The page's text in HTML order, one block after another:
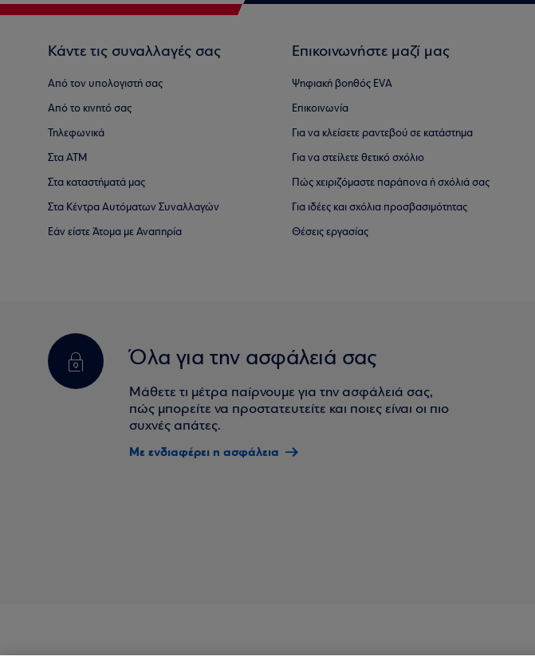
Κάντε τις συναλλαγές σας
Από τον υπολογιστή σας
Από το κινητό σας
Τηλεφωνικά
Στα ΑΤΜ
Στα καταστήματά μας
Στα Κέντρα Αυτόματων Συναλλαγών
Εάν είστε Άτομα με Αναπηρία
Επικοινωνήστε μαζί μας
Ψηφιακή βοηθός EVA
Επικοινωνία
Για να κλείσετε ραντεβού σε κατάστημα
Για να στείλετε θετικό σχόλιο
Πώς χειριζόμαστε παράπονα ή σχόλιά σας
Για ιδέες και σχόλια προσβασιμότητας
Θέσεις εργασίας
Όλα για την ασφάλειά σας
Μάθετε τι μέτρα παίρνουμε για την ασφάλειά σας,
πώς μπορείτε να προστατευτείτε και ποιες είναι οι πιο
συχνές απάτες.
Με ενδιαφέρει η ασφάλεια